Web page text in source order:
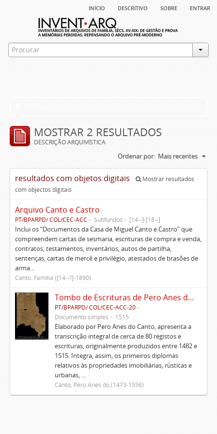
início descritivo sobre entrar
MOSTRAR 2 RESULTADOS
DESCRIÇÃO ARQUIVÍSTICA
Ordenar por: Mais recentes
resultados com objetos digitais
Mostrar resultados
com objectos digitais
Arquivo Canto e Castro
PT/BPARPD/ COL/CEC-ACC Subfundos [14--]-[18--]
Inclui os “Documentos da Casa de Miguel Canto e Castro” que
compreendem cartas de sesmaria, escrituras de compra e venda,
contratos, testamentos, inventários, autos de partilha,
sentenças, cartas de mercê e privilégio, atestados de brasões de
arma...
Canto. Família ([14--?]-1890)
Tombo de Escrituras de Pero Anes do Canto
PT/BPARPD/ COL/CEC-ACC-20
Documento simples
1515
Elaborado por Pero Anes do Canto, apresenta a
transcrição integral de cerca de 80 registos e
escrituras, originalmente produzidos entre 1482 e
1515. Integra, assim, os primeiros diplomas
relativos às propriedades imobiliárias, rústicas e
urbanas, ...
Canto, Pero Anes do (1473-1556)